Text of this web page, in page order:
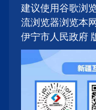
建议使用谷歌浏
流浏览器浏览本
伊宁市人民政府